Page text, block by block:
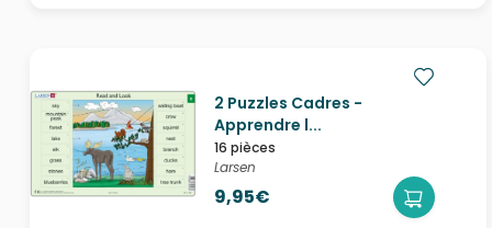
2 Puzzles Cadres -
Apprendre l...
16 pièces
Larsen
9,95€